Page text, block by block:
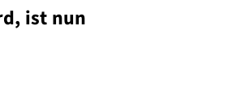
ist nun